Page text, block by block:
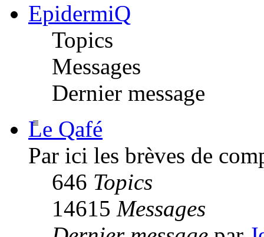
EpidermiQ
Topics
Messages
Dernier message
Le Qafé
Par ici les brèves de
646 Topics
14615 Messages